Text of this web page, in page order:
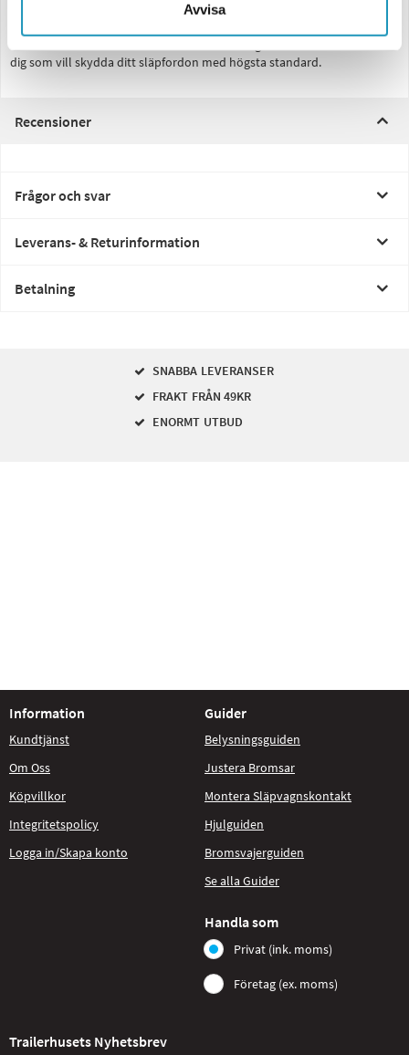
Avvisa
dig som vill skydda ditt släpfordon med högsta standard.
Recensioner
Frågor och svar
Leverans- & Returinformation
Betalning
SNABBA LEVERANSER
FRAKT FRÅN 49KR
ENORMT UTBUD
Information
Kundtjänst
Om Oss
Köpvillkor
Integritetspolicy
Logga in/Skapa konto
Guider
Belysningsguiden
Justera Bromsar
Montera Släpvagnskontakt
Hjulguiden
Bromsvajerguiden
Se alla Guider
Handla som
Privat (ink. moms)
Företag (ex. moms)
Trailerhusets Nyhetsbrev